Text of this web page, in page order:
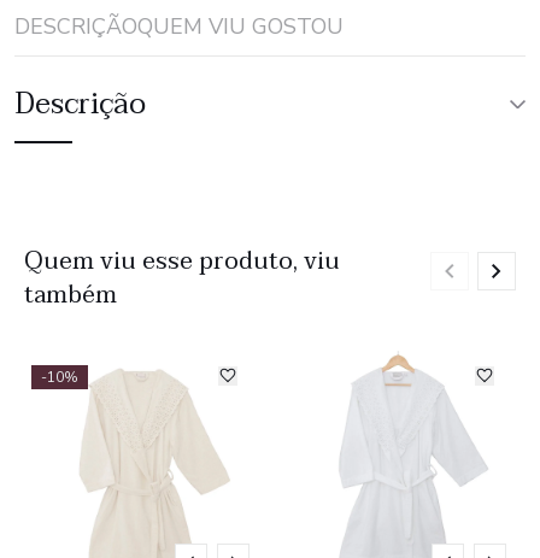
DESCRIÇÃOQUEM VIU GOSTOU
Descrição
Quem viu esse produto, viu
também
-10%